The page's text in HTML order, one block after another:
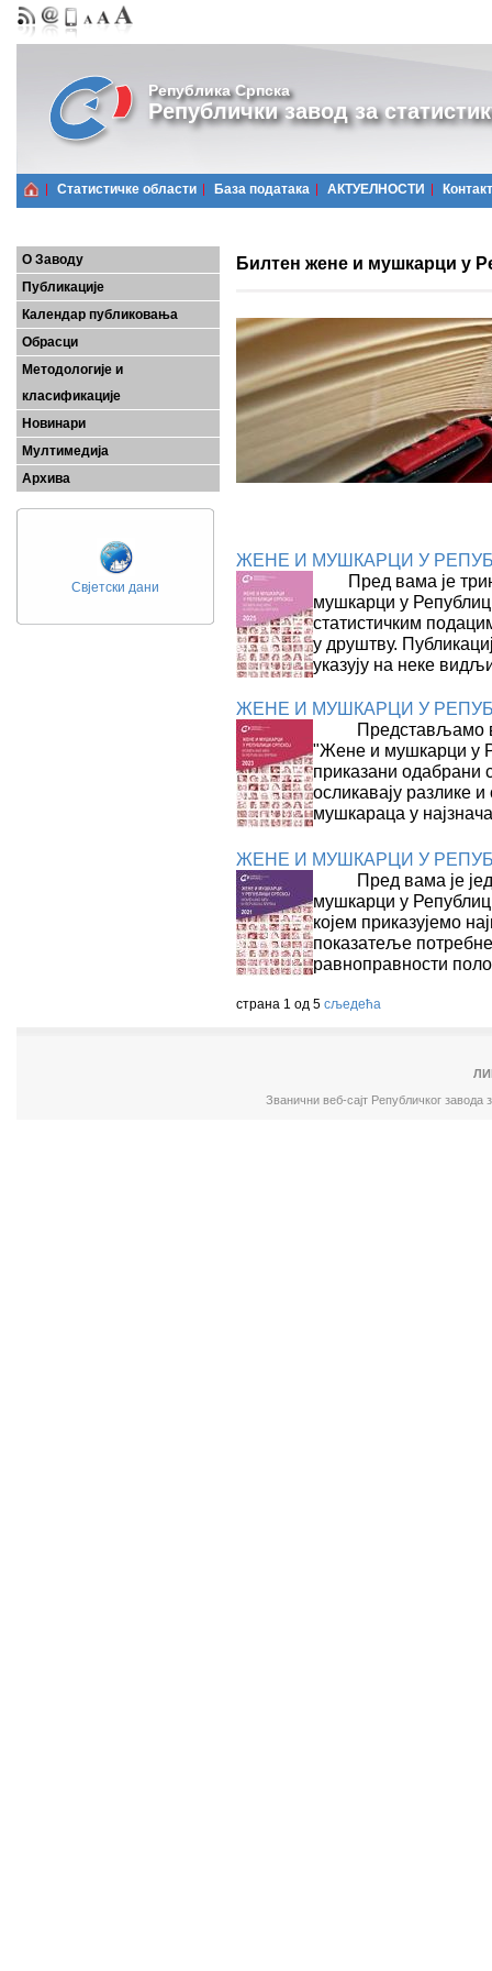
Република Српска
Републички завод за
Статистичке области Базa података АКТУЕЛНОСТИ Контакт
О Заводу
Публикације
Календар публиковања
Обрасци
Методологије и
класификације
Новинари
Мултимедија
Архива
Свјетски дани
Билтен жене и мушкарци у
ЖЕНЕ И МУШКАРЦИ У
Пред вама је
мушкарци у
статистичким
у друштву.
указују на неке
ЖЕНЕ И МУШКАРЦИ У
Представљамо
"Жене и мушкарци у
приказани одабрани
осликавају разлике
мушкараца у
ЖЕНЕ И МУШКАРЦИ У
Пред вама је
мушкарци у
којем приказујемо
показатеље
равноправности
страна 1 од 5 сљедећа
Званични веб-сајт Републичког